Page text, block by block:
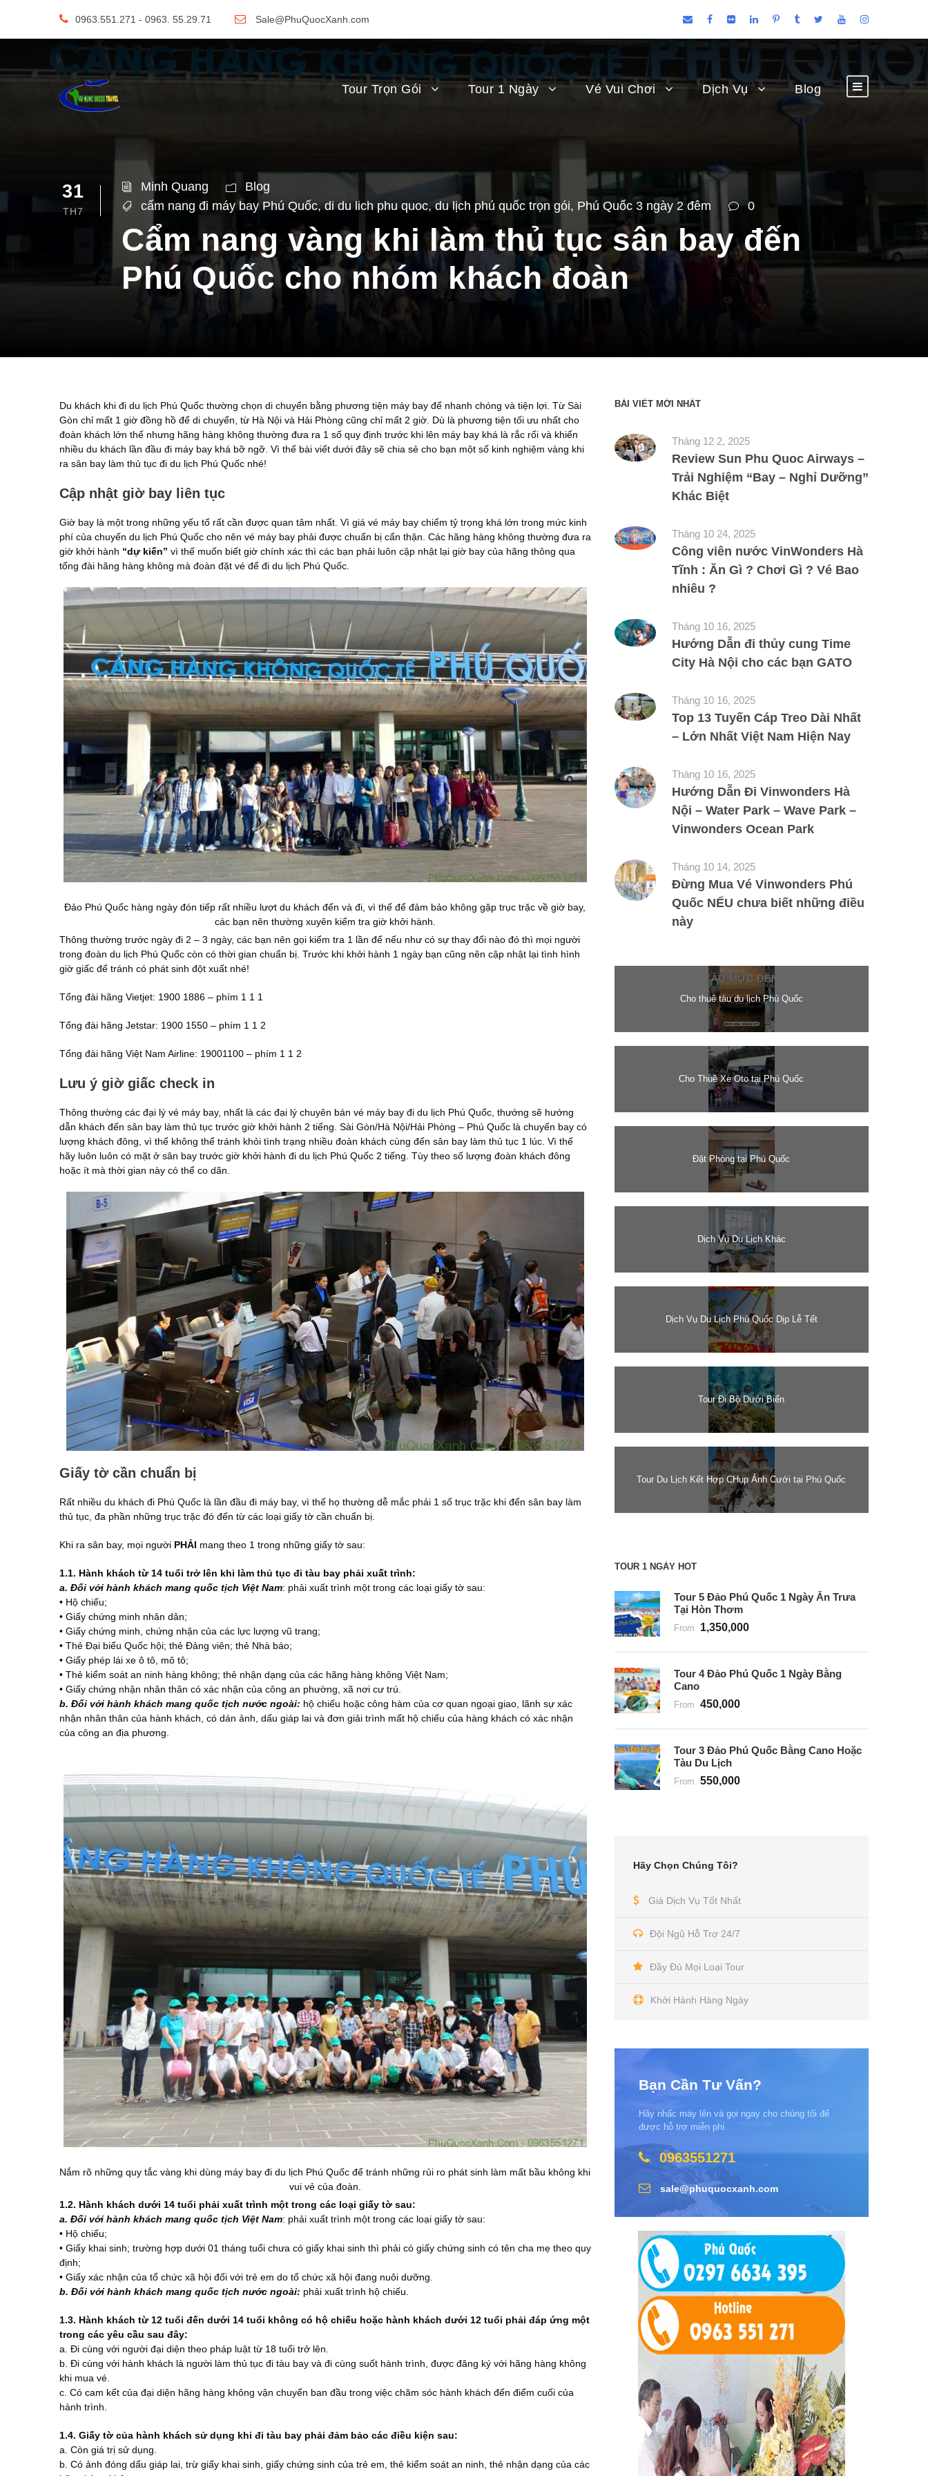
0963.551.271 - 0963. 55.29.71 Sale@PhuQuocXanh.com
Tour Trọn Gói Tour 1 Ngày Vé Vui Chơi Dịch Vụ Blog
31
TH7
Minh Quang
Blog
cẩm nang đi máy bay Phú Quốc, di du lich phu quoc, du lịch phú quốc trọn gói, Phú Quốc 3 ngày 2 đêm 0
Cẩm nang vàng khi làm thủ tục sân bay đến
Phú Quốc cho nhóm khách đoàn
Du khách khi đi du lịch Phú Quốc thường chọn di chuyển bằng phương tiện máy bay để nhanh chóng và tiện lợi. Từ Sài
Gòn chỉ mất 1 giờ đồng hồ để di chuyển, từ Hà Nội và Hải Phòng cũng chỉ mất 2 giờ. Dù là phương tiện tối ưu nhất cho
đoàn khách lớn thế nhưng hãng hàng không thường đưa ra 1 số quy định trước khi lên máy bay khá là rắc rối và khiến
nhiều du khách lần đầu đi máy bay khá bỡ ngỡ. Vì thế bài viết dưới đây sẽ chia sẻ cho bạn một số kinh nghiệm vàng khi
ra sân bay làm thủ tục đi du lịch Phú Quốc nhé!
Cập nhật giờ bay liên tục
Giờ bay là một trong những yếu tố rất cần được quan tâm nhất. Vì giá vé máy bay chiếm tỷ trọng khá lớn trong mức kinh
phí của chuyến du lịch Phú Quốc cho nên vé máy bay phải được chuẩn bị cẩn thận. Các hãng hàng không thường đưa ra
giờ khởi hành “dự kiến” vì thế muốn biết giờ chính xác thì các bạn phải luôn cập nhật lại giờ bay của hãng thông qua
tổng đài hãng hàng không mà đoàn đặt vé để đi du lịch Phú Quốc.
Đảo Phú Quốc hàng ngày đón tiếp rất nhiều lượt du khách đến và đi, vì thế để đảm bảo không gặp trục trặc về giờ bay,
các bạn nên thường xuyên kiểm tra giờ khởi hành.
Thông thường trước ngày đi 2 – 3 ngày, các bạn nên gọi kiểm tra 1 lần để nếu như có sự thay đổi nào đó thì mọi người
trong đoàn du lịch Phú Quốc còn có thời gian chuẩn bị. Trước khi khởi hành 1 ngày bạn cũng nên cập nhật lại tình hình
giờ giấc để tránh có phát sinh đột xuất nhé!
Tổng đài hãng Vietjet: 1900 1886 – phím 1 1 1
Tổng đài hãng Jetstar: 1900 1550 – phím 1 1 2
Tổng đài hãng Việt Nam Airline: 19001100 – phím 1 1 2
Lưu ý giờ giấc check in
Thông thường các đại lý vé máy bay, nhất là các đại lý chuyên bán vé máy bay đi du lịch Phú Quốc, thướng sẽ hướng
dẫn khách đến sân bay làm thủ tục trước giờ khởi hành 2 tiếng. Sài Gòn/Hà Nội/Hải Phòng – Phú Quốc là chuyến bay có
lượng khách đông, vì thế không thể tránh khỏi tình trạng nhiều đoàn khách cùng đến sân bay làm thủ tục 1 lúc. Vì thế
hãy luôn luôn có mặt ở sân bay trước giờ khởi hành đi du lịch Phú Quốc 2 tiếng. Tùy theo số lượng đoàn khách đông
hoặc ít mà thời gian này có thể co dãn.
Giấy tờ cần chuẩn bị
Rất nhiều du khách đi Phú Quốc là lần đầu đi máy bay, vì thế họ thường dễ mắc phải 1 số trục trặc khi đến sân bay làm
thủ tục, đa phần những trục trặc đó đến từ các loại giấy tờ cần chuẩn bị.
Khi ra sân bay, mọi người PHẢI mang theo 1 trong những giấy tờ sau:
1.1. Hành khách từ 14 tuổi trở lên khi làm thủ tục đi tàu bay phải xuất trình:
a. Đối với hành khách mang quốc tịch Việt Nam: phải xuất trình một trong các loại giấy tờ sau:
• Hộ chiếu;
• Giấy chứng minh nhân dân;
• Giấy chứng minh, chứng nhận của các lực lượng vũ trang;
• Thẻ Đại biểu Quốc hội; thẻ Đảng viên; thẻ Nhà báo;
• Giấy phép lái xe ô tô, mô tô;
• Thẻ kiểm soát an ninh hàng không; thẻ nhận dạng của các hãng hàng không Việt Nam;
• Giấy chứng nhận nhân thân có xác nhận của công an phường, xã nơi cư trú.
b. Đối với hành khách mang quốc tịch nước ngoài: hộ chiếu hoặc công hàm của cơ quan ngoại giao, lãnh sự xác
nhận nhân thân của hành khách, có dán ảnh, dấu giáp lai và đơn giải trình mất hộ chiếu của hàng khách có xác nhận
của công an địa phương.
Nắm rõ những quy tắc vàng khi dùng máy bay đi du lịch Phú Quốc để tránh những rủi ro phát sinh làm mất bầu không khi
vui vẻ của đoàn.
1.2. Hành khách dưới 14 tuổi phải xuất trình một trong các loại giấy tờ sau:
a. Đối với hành khách mang quốc tịch Việt Nam: phải xuất trình một trong các loại giấy tờ sau:
• Hộ chiếu;
• Giấy khai sinh; trường hợp dưới 01 tháng tuổi chưa có giấy khai sinh thì phải có giấy chứng sinh có tên cha mẹ theo quy
định;
• Giấy xác nhận của tổ chức xã hội đối với trẻ em do tổ chức xã hội đang nuôi dưỡng.
b. Đối với hành khách mang quốc tịch nước ngoài: phải xuất trình hộ chiếu.
1.3. Hành khách từ 12 tuổi đến dưới 14 tuổi không có hộ chiếu hoặc hành khách dưới 12 tuổi phải đáp ứng một
trong các yêu cầu sau đây:
a. Đi cùng với người đại diện theo pháp luật từ 18 tuổi trở lên.
b. Đi cùng với hành khách là người làm thủ tục đi tàu bay và đi cùng suốt hành trình, được đăng ký với hãng hàng không
khi mua vé.
c. Có cam kết của đại diện hãng hàng không vận chuyển ban đầu trong việc chăm sóc hành khách đến điểm cuối của
hành trình.
1.4. Giấy tờ của hành khách sử dụng khi đi tàu bay phải đảm bảo các điều kiện sau:
a. Còn giá trị sử dụng.
b. Có ảnh đóng dấu giáp lai, trừ giấy khai sinh, giấy chứng sinh của trẻ em, thẻ kiểm soát an ninh, thẻ nhận dạng của các
BÀI VIẾT MỚI NHẤT
Tháng 12 2, 2025
Review Sun Phu Quoc Airways –
Trải Nghiệm “Bay – Nghỉ Dưỡng”
Khác Biệt
Tháng 10 24, 2025
Công viên nước VinWonders Hà
Tĩnh : Ăn Gì ? Chơi Gì ? Vé Bao
nhiêu ?
Tháng 10 16, 2025
Hướng Dẫn đi thủy cung Time
City Hà Nội cho các bạn GATO
Tháng 10 16, 2025
Top 13 Tuyến Cáp Treo Dài Nhất
– Lớn Nhất Việt Nam Hiện Nay
Tháng 10 16, 2025
Hướng Dẫn Đi Vinwonders Hà
Nội – Water Park – Wave Park –
Vinwonders Ocean Park
Tháng 10 14, 2025
Đừng Mua Vé Vinwonders Phú
Quốc NẾU chưa biết những điều
này
Cho thuê tàu du lịch Phú Quốc
Cho Thuê Xe Oto tại Phú Quốc
Đặt Phòng tại Phú Quốc
Dịch Vụ Du Lịch Khác
Dịch Vụ Du Lịch Phú Quốc Dịp Lễ Tết
Tour Đi Bộ Dưới Biển
Tour Du Lịch Kết Hợp CHụp Ảnh Cưới tại Phú Quốc
TOUR 1 NGÀY HOT
Tour 5 Đảo Phú Quốc 1 Ngày Ăn Trưa
Tại Hòn Thơm
From 1,350,000
Tour 4 Đảo Phú Quốc 1 Ngày Bằng
Cano
From 450,000
Tour 3 Đảo Phú Quốc Bằng Cano Hoặc
Tàu Du Lịch
From 550,000
Hãy Chọn Chúng Tôi?
Giá Dịch Vụ Tốt Nhất
Đội Ngũ Hỗ Trợ 24/7
Đầy Đủ Mọi Loại Tour
Khởi Hành Hàng Ngày
Bạn Cần Tư Vấn?
Hãy nhấc máy lên và gọi ngay cho chúng tôi để
được hỗ trợ miễn phí.
0963551271
sale@phuquocxanh.com